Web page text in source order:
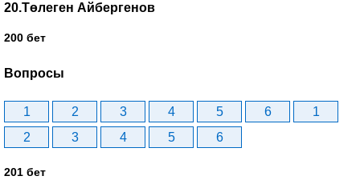
20.Төлеген Айбергенов
200 бет
Вопросы
1 2 3 4 5 6
1
2
3 4 5 6
201 бет